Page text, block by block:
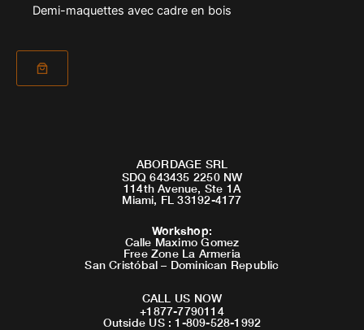
Demi-maquettes avec cadre en bois
ABORDAGE SRL
SDQ 643435 2250 NW
114th Avenue, Ste 1A
Miami, FL 33192-4177
Workshop:
Calle Maximo Gomez
Free Zone La Armeria
San Cristóbal – Dominican Republic
CALL US NOW
+1877-7790114
Outside US : 1-809-528-1992